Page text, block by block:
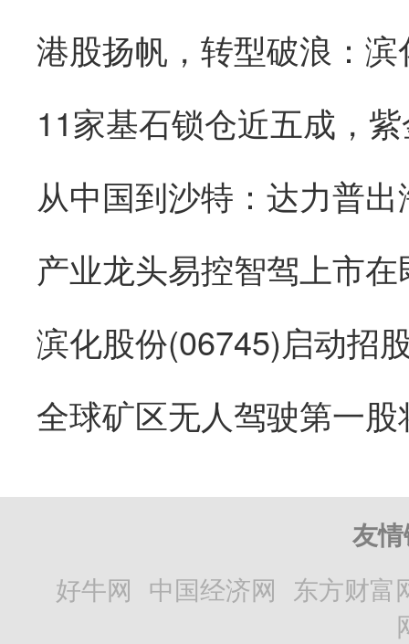
从中国到沙特：达力普出
友
好牛网 中国经济网 东方财富